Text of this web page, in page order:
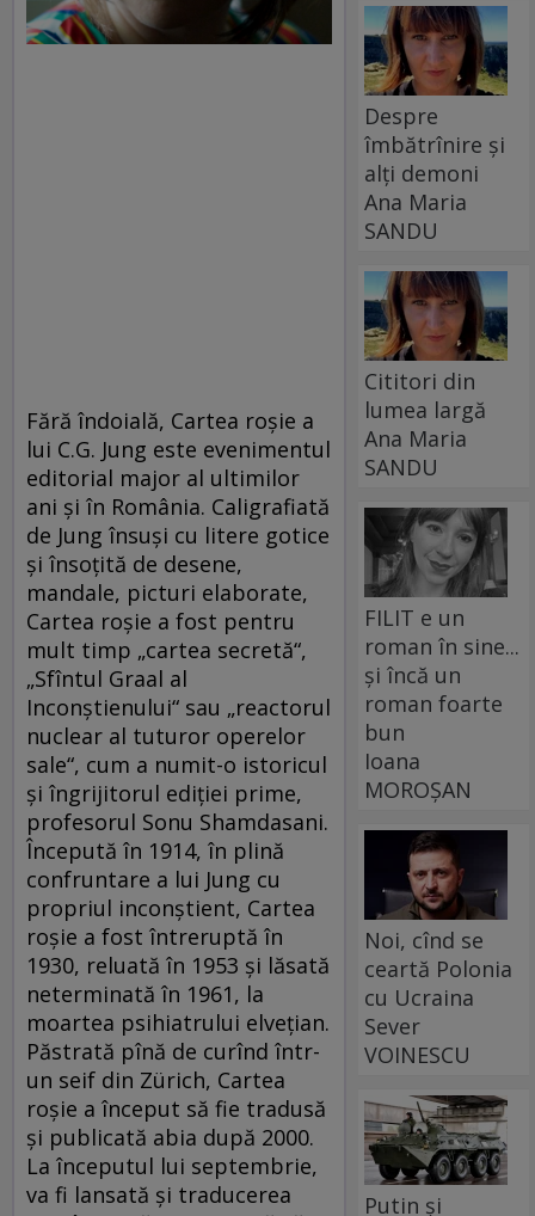
Fără îndoială, Cartea roşie a
lui C.G. Jung este evenimentul
editorial major al ultimilor
ani şi în România. Caligrafiată
de Jung însuşi cu litere gotice
şi însoţită de desene,
mandale, picturi elaborate,
Cartea roşie a fost pentru
mult timp „cartea secretă“,
„Sfîntul Graal al
Inconştienului“ sau „reactorul
nuclear al tuturor operelor
sale“, cum a numit-o istoricul
şi îngrijitorul ediţiei prime,
profesorul Sonu Shamdasani.
Începută în 1914, în plină
confruntare a lui Jung cu
propriul inconştient, Cartea
roşie a fost întreruptă în
1930, reluată în 1953 şi lăsată
neterminată în 1961, la
moartea psihiatrului elveţian.
Păstrată pînă de curînd într-
un seif din Zürich, Cartea
roşie a început să fie tradusă
şi publicată abia după 2000.
La începutul lui septembrie,
va fi lansată şi traducerea
Despre
îmbătrînire și
alți demoni
Ana Maria
SANDU
Cititori din
lumea largă
Ana Maria
SANDU
FILIT e un
roman în sine...
și încă un
roman foarte
bun
Ioana
MOROȘAN
Noi, cînd se
ceartă Polonia
cu Ucraina
Sever
VOINESCU
Putin și